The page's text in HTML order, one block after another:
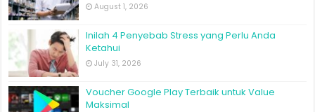
August 1, 2026
Inilah 4 Penyebab Stress yang Perlu Anda
Ketahui
July 31, 2026
Voucher Google Play Terbaik untuk Value
Maksimal